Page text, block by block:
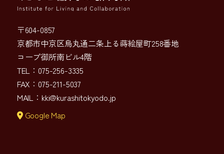
〒604-0857
京都市中京区烏丸通二条上る蒔絵屋町258番地
コープ御所南ビル4階
TEL：075-256-3335
FAX：075-211-5037
MAIL： kki@kurashitokyodo.jp
Google Map